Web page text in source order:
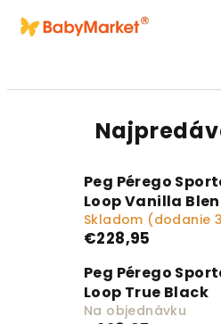
Peg Pérego
Loop Vanilla
Skladom (dodanie
€228,95
Peg Pérego
Loop True Black
Na objednávku